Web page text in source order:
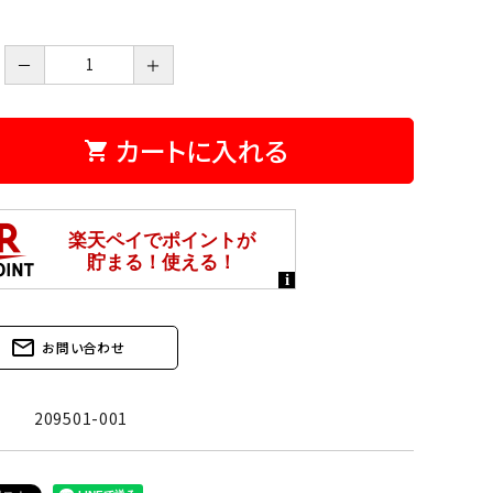
－ ＋
shopping_cart カートに入れる
mail_outline お問い合わせ
209501-001